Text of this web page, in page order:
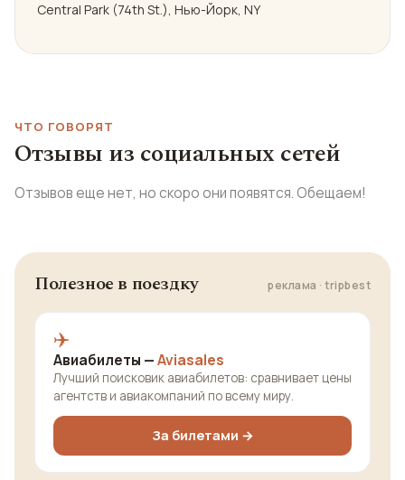
Central Park (74th St.), Нью-Йорк, NY
ЧТО ГОВОРЯТ
Отзывы из социальных сетей
Отзывов еще нет, но скоро они появятся. Обещаем!
Полезное в поездку реклама · tripbest
✈️
Авиабилеты —Aviasales
Лучший поисковик авиабилетов: сравнивает цены
агентств и авиакомпаний по всему миру.
За билетами →